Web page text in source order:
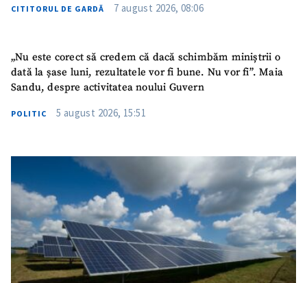
SUSȚINE
CITITORUL DE GARDĂ 7 august 2026, 08:06
„Nu este corect să credem că dacă schimbăm miniștrii o
dată la șase luni, rezultatele vor fi bune. Nu vor fi”. Maia
Sandu, despre activitatea noului Guvern
POLITIC 5 august 2026, 15:51